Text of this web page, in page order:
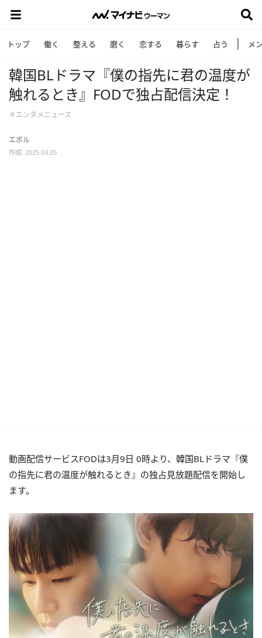
トップ 働く 整える 磨く 恋する 暮らす 占う メ
韓国BLドラマ『僕の指先に君の温度が
触れるとき』FODで独占配信決定！
＃エンタメニュース
エボル
作成: 2025.03.05
動画配信サービスFODは3月9日 0時より、韓国BLドラマ『僕
の指先に君の温度が触れるとき』の独占見放題配信を開始し
ます。